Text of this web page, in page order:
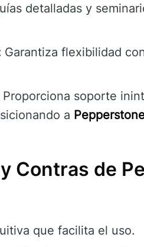
detalladas y
Garantiza flexibilidad
Proporciona soporte
a
Contras de
que facilita el uso.